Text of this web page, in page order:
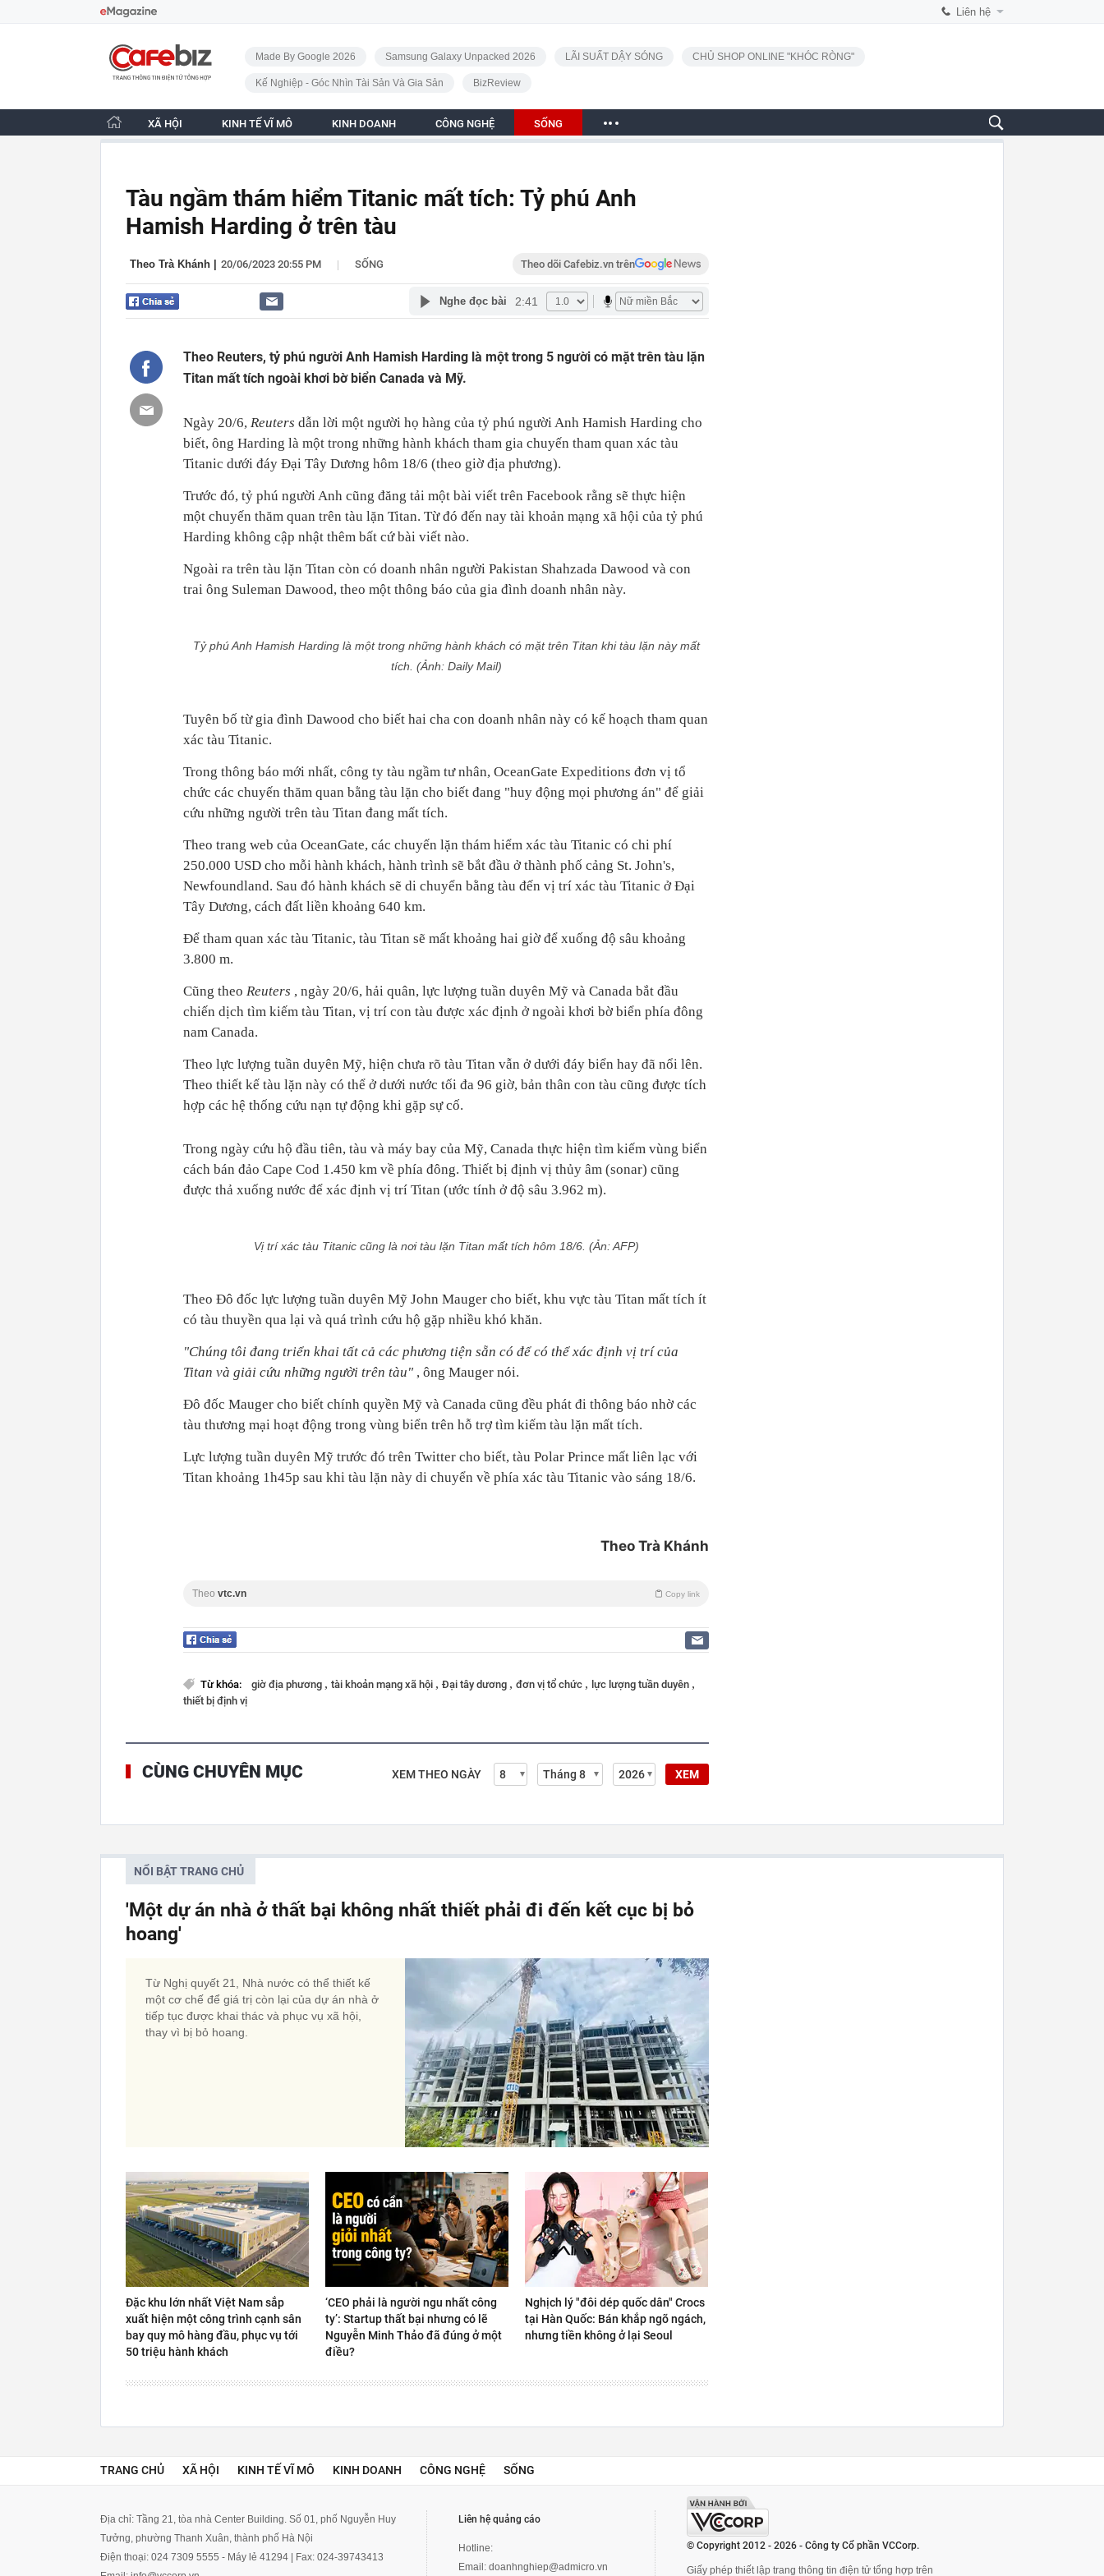
Liên hệ
CafeBiz - Trang chủ
Made By Google 2026 Samsung Galaxy Unpacked 2026 LÃI SUẤT DẬY SÓNG CHỦ SHOP ONLINE "KHÓC RÒNG"
Kế Nghiệp - Góc Nhìn Tài Sản Và Gia Sản BizReview
XÃ HỘI KINH TẾ VĨ MÔ KINH DOANH CÔNG NGHỆ SỐNG
Tàu ngầm thám hiểm Titanic mất tích: Tỷ phú Anh
Hamish Harding ở trên tàu
Theo Trà Khánh 20/06/2023 20:55 PM | SỐNG Theo dõi Cafebiz.vn trên
Nghe đọc bài 2:41
Theo Reuters, tỷ phú người Anh Hamish Harding là một trong 5 người có mặt trên tàu lặn
Titan mất tích ngoài khơi bờ biển Canada và Mỹ.
Ngày 20/6, Reuters dẫn lời một người họ hàng của tỷ phú người Anh Hamish Harding cho
biết, ông Harding là một trong những hành khách tham gia chuyến tham quan xác tàu
Titanic dưới đáy Đại Tây Dương hôm 18/6 (theo giờ địa phương).
Trước đó, tỷ phú người Anh cũng đăng tải một bài viết trên Facebook rằng sẽ thực hiện
một chuyến thăm quan trên tàu lặn Titan. Từ đó đến nay tài khoản mạng xã hội của tỷ phú
Harding không cập nhật thêm bất cứ bài viết nào.
Ngoài ra trên tàu lặn Titan còn có doanh nhân người Pakistan Shahzada Dawood và con
trai ông Suleman Dawood, theo một thông báo của gia đình doanh nhân này.
Tỷ phú Anh Hamish Harding là một trong những hành khách có mặt trên Titan khi tàu lặn này mất
tích. (Ảnh: Daily Mail)
Tuyên bố từ gia đình Dawood cho biết hai cha con doanh nhân này có kế hoạch tham quan
xác tàu Titanic.
Trong thông báo mới nhất, công ty tàu ngầm tư nhân, OceanGate Expeditions đơn vị tổ
chức các chuyến thăm quan bằng tàu lặn cho biết đang "huy động mọi phương án" để giải
cứu những người trên tàu Titan đang mất tích.
Theo trang web của OceanGate, các chuyến lặn thám hiểm xác tàu Titanic có chi phí
250.000 USD cho mỗi hành khách, hành trình sẽ bắt đầu ở thành phố cảng St. John's,
Newfoundland. Sau đó hành khách sẽ di chuyển bằng tàu đến vị trí xác tàu Titanic ở Đại
Tây Dương, cách đất liền khoảng 640 km.
Để tham quan xác tàu Titanic, tàu Titan sẽ mất khoảng hai giờ để xuống độ sâu khoảng
3.800 m.
Cũng theo Reuters , ngày 20/6, hải quân, lực lượng tuần duyên Mỹ và Canada bắt đầu
chiến dịch tìm kiếm tàu Titan, vị trí con tàu được xác định ở ngoài khơi bờ biển phía đông
nam Canada.
Theo lực lượng tuần duyên Mỹ, hiện chưa rõ tàu Titan vẫn ở dưới đáy biển hay đã nổi lên.
Theo thiết kế tàu lặn này có thể ở dưới nước tối đa 96 giờ, bản thân con tàu cũng được tích
hợp các hệ thống cứu nạn tự động khi gặp sự cố.
Trong ngày cứu hộ đầu tiên, tàu và máy bay của Mỹ, Canada thực hiện tìm kiếm vùng biển
cách bán đảo Cape Cod 1.450 km về phía đông. Thiết bị định vị thủy âm (sonar) cũng
được thả xuống nước để xác định vị trí Titan (ước tính ở độ sâu 3.962 m).
Vị trí xác tàu Titanic cũng là nơi tàu lặn Titan mất tích hôm 18/6. (Ản: AFP)
Theo Đô đốc lực lượng tuần duyên Mỹ John Mauger cho biết, khu vực tàu Titan mất tích ít
có tàu thuyền qua lại và quá trình cứu hộ gặp nhiều khó khăn.
"Chúng tôi đang triển khai tất cả các phương tiện sẵn có để có thể xác định vị trí của
Titan và giải cứu những người trên tàu" , ông Mauger nói.
Đô đốc Mauger cho biết chính quyền Mỹ và Canada cũng đều phát đi thông báo nhờ các
tàu thương mại hoạt động trong vùng biển trên hỗ trợ tìm kiếm tàu lặn mất tích.
Lực lượng tuần duyên Mỹ trước đó trên Twitter cho biết, tàu Polar Prince mất liên lạc với
Titan khoảng 1h45p sau khi tàu lặn này di chuyển về phía xác tàu Titanic vào sáng 18/6.
Theo Trà Khánh
Theo vtc.vn Copy link
Từ khóa: giờ địa phương , tài khoản mạng xã hội , Đại tây dương , đơn vị tổ chức , lực lượng tuần duyên ,
thiết bị định vị
CÙNG CHUYÊN MỤC XEM THEO NGÀY XEM
NỔI BẬT TRANG CHỦ
'Một dự án nhà ở thất bại không nhất thiết phải đi đến kết cục bị bỏ
hoang'
Từ Nghị quyết 21, Nhà nước có thể thiết kế
một cơ chế để giá trị còn lại của dự án nhà ở
tiếp tục được khai thác và phục vụ xã hội,
thay vì bị bỏ hoang.
Đặc khu lớn nhất Việt Nam sắp
xuất hiện một công trình cạnh sân
bay quy mô hàng đầu, phục vụ tới
50 triệu hành khách
‘CEO phải là người ngu nhất công
ty’: Startup thất bại nhưng có lẽ
Nguyễn Minh Thảo đã đúng ở một
điều?
Nghịch lý "đôi dép quốc dân" Crocs
tại Hàn Quốc: Bán khắp ngõ ngách,
nhưng tiền không ở lại Seoul
TRANG CHỦ XÃ HỘI KINH TẾ VĨ MÔ KINH DOANH CÔNG NGHỆ SỐNG
Địa chỉ: Tầng 21, tòa nhà Center Building. Số 01, phố Nguyễn Huy
Tưởng, phường Thanh Xuân, thành phố Hà Nội
Điện thoại: 024 7309 5555 - Máy lẻ 41294 | Fax: 024-39743413
Liên hệ quảng cáo
Hotline:
Email: doanhnghiep@admicro.vn
© Copyright 2012 - 2026 - Công ty Cổ phần VCCorp.
Giấy phép thiết lập trang thông tin điện tử tổng hợp trên